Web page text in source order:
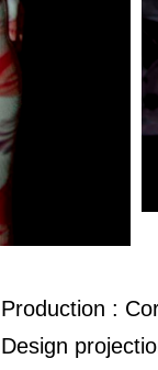
Production :
Design